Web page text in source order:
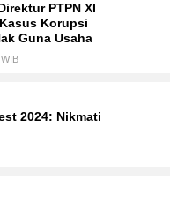
PTPN XI
Korupsi
Guna Usaha
2024: Nikmati